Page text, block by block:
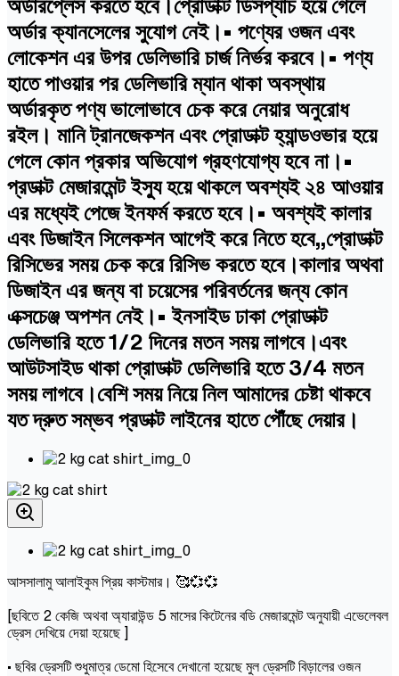
অর্ডারপ্লেস করতে হবে।প্রোডাক্ট ডিসপ্যাচ হয়ে গেলে
অর্ডার ক্যানসেলের সুযোগ নেই।• পণ্যের ওজন এবং
লোকেশন এর উপর ডেলিভারি চার্জ নির্ভর করবে।• পণ্য
হাতে পাওয়ার পর ডেলিভারি ম্যান থাকা অবস্থায়
অর্ডারকৃত পণ্য ভালোভাবে চেক করে নেয়ার অনুরোধ
রইল। মানি ট্রানজেকশন এবং প্রোডাক্ট হ্যান্ডওভার হয়ে
গেলে কোন প্রকার অভিযোগ গ্রহণযোগ্য হবে না।•
প্রডাক্ট মেজারমেন্ট ইস্যু হয়ে থাকলে অবশ্যই ২৪ আওয়ার
এর মধ্যেই পেজে ইনফর্ম করতে হবে।• অবশ্যই কালার
এবং ডিজাইন সিলেকশন আগেই করে নিতে হবে,,প্রোডাক্ট
রিসিভের সময় চেক করে রিসিভ করতে হবে।কালার অথবা
ডিজাইন এর জন্য বা চয়েসের পরিবর্তনের জন্য কোন
এক্সচেঞ্জ অপশন নেই।• ইনসাইড ঢাকা প্রোডাক্ট
ডেলিভারি হতে 1/2 দিনের মতন সময় লাগবে।এবং
আউটসাইড থাকা প্রোডাক্ট ডেলিভারি হতে 3/4 মতন
সময় লাগবে।বেশি সময় নিয়ে নিল আমাদের চেষ্টা থাকবে
যত দ্রুত সম্ভব প্রডাক্ট লাইনের হাতে পৌঁছে দেয়ার।
আসসালামু আলাইকুম প্রিয় কাস্টমার। 🥰💞💞
[ছবিতে 2 কেজি অথবা অ্যারাউন্ড 5 মাসের কিটেনের বডি মেজারমেন্ট অনুযায়ী এভেলেবল
ড্রেস দেখিয়ে দেয়া হয়েছে ]
• ছবির ড্রেসটি শুধুমাত্র ডেমো হিসেবে দেখানো হয়েছে মুল ড্রেসটি বিড়ালের ওজন